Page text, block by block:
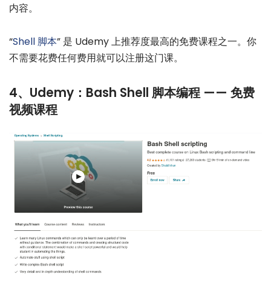
内容。
“Shell 脚本” 是 Udemy 上推荐度最高的免费课程之一。你
不需要花费任何费用就可以注册这门课。
4、Udemy：Bash Shell 脚本编程 —— 免费
视频课程